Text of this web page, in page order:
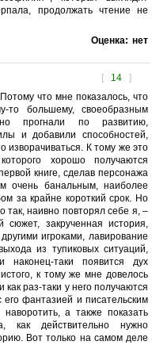
продолжать чтение не
Оценка: нет
[ 14 ]
что мне показалось, что
то большему, своеобразным
прогнали по развитию,
и добавили способностей,
изворачиваться. К тому же это
хорошо получаются
книге, сделав персонажа
очень банальным, наиболее
за крайне короткий срок. Но
так, наивно повторял себе я, –
закрученная история,
игроками, лавирование
из тупиковых ситуаций,
наконец-таки появится дух
к тому же мне довелось
как раз-таки у него получаются
фантазией и писательским
а также показать
как действительно нужно
Вот только на самом деле